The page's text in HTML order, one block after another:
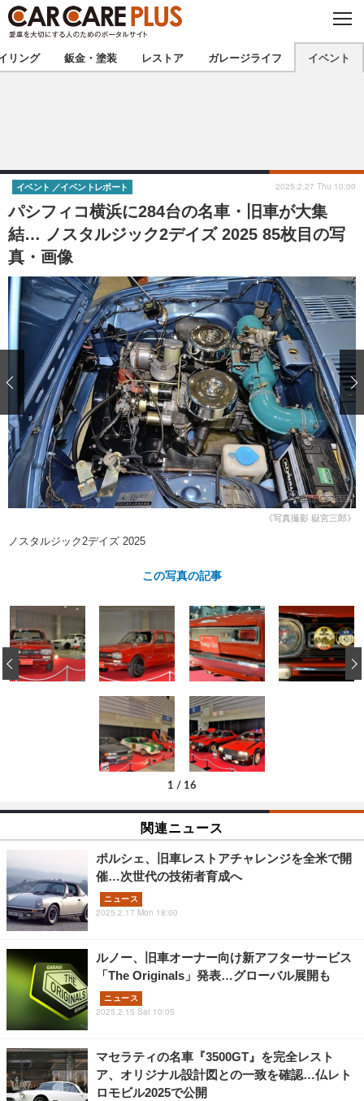
C
O
S
E
★カーケアプラス認定★ 厳選プロショップを地域から探す
甲信越 北陸
東海 関西
中国
九州 沖縄
注目の記事
ショップレポート 愛車 File
自動車豆知識 ストップ！不具合修理＆粗悪修理
鈑金・塗装
ディテイリング
ディテイリング 洗車
ヘッドライト磨き コーティング
フィルム・ラッピング
鈑金・塗装
小キズ直し 防錆
特集記事
ストップ 不具合修理＆粗悪修理
カーメーカー「旧車」関連プロジェ
クト
ショップ紹介
ショップレポート プロショップ検索
レストア
カーメーカー「旧車」関連プロジ
イベント
リング 鈑金・塗装 レストア ガレージライフ イベント
パシフィコ横浜に284台の名車・旧車が大集
結… ノスタルジック2デイズ 2025 85枚目の写
真・画像
イベント イベントレポート 2025.2.27 Thu 10:00
《写真撮影 嶽宮三郎》
ノスタルジック2デイズ 2025
この写真の記事
1 / 16
‹
関連ニュース
ポルシェ、旧車レストアチャレンジを全米で開
催…次世代の技術者育成へ
ニュース
2025.2.17 Mon 18:00
ルノー、旧車オーナー向け新アフターサービス
「The Originals」発表…グローバル展開も
ニュース
2025.2.15 Sat 10:05
マセラティの名車『3500GT』を完全レスト
ア、オリジナル設計図との一致を確認…仏レト
ロモビル2025で公開